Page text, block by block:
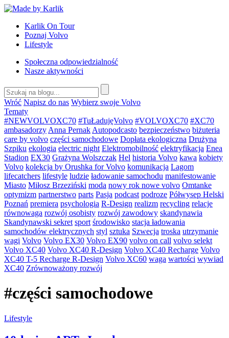
Przejdź
treści
Karlik On Tour
Poznaj Volvo
Lifestyle
Społeczna odpowiedzialność
Nasze aktywności
Wróć Napisz do nas Wybierz swoje Volvo
Tematy
#NEWVOLVOXC70 #TuŁadujęVolvo #VOLVOXC70 #XC70
ambasadorzy Anna Pernak Autopodcasto bezpieczeństwo biżuteria
care by volvo części samochodowe Dopłata ekologiczna Drużyna
Szpiku ekologia electric night Elektromobilność elektryfikacja Enea
Stadion EX30 Grażyna Wolszczak Hel historia Volvo kawa kobiety
Volvo kolekcja by Orushka for Volvo komunikacja Lagom
lifecatchers lifestyle ludzie ładowanie samochodu manifestowanie
Miasto Miłosz Brzeziński moda nowy rok nowe volvo Omtanke
optymizm partnerstwo parts Pasja podcast podroze Półwysep Helski
Poznań premiera psychologia R-Design realizm recycling relacje
równowaga rozwój osobisty rozwój zawodowy skandynawia
Skandynawski sekret sport środowisko stacja ładowania
samochodów elektrycznych styl sztuka Szwecja troska utrzymanie
wagi Volvo Volvo EX30 Volvo EX90 volvo on call volvo selekt
Volvo XC40 Volvo XC40 R-Design Volvo XC40 Recharge Volvo
XC40 T-5 Recharge R-Design Volvo XC60 waga wartości wywiad
XC40 Zrównoważony rozwój
#części samochodowe
Lifestyle